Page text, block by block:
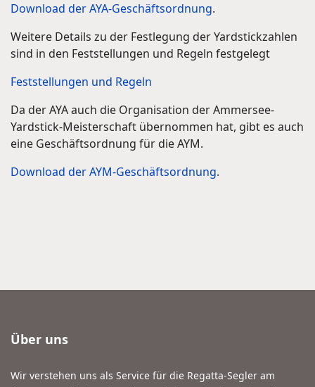
Download der AYA-Geschäftsordnung.
Weitere Details zu der Festlegung der Yardstickzahlen
sind in den Feststellungen und Regeln festgelegt
Feststellungen und Regeln
Da der AYA auch die Organisation der Ammersee-
Yardstick-Meisterschaft übernommen hat, gibt es auch
eine Geschäftsordnung für die AYM.
Download der AYM-Geschäftsordnung.
Über uns
Wir verstehen uns als Service für die Regatta-Segler am